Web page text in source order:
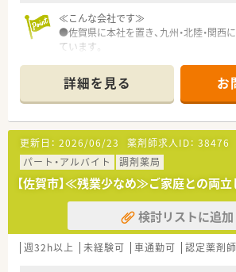
かかりつけの件数は賞与にプラスして
す。
<エステスペース併設店あり>
■姉妹店ではエステスペースを併設してお
がエステの施術をしております。
■福利厚生として社員には年に数回無料
が可能です。
＜給与例＞
■時給2,000円～2,500円
※経験、面接により決定
長く働く方にチャンスのある会社です☆
≪こんな会社です≫
●佐賀県に本社を置き、九州・北陸・関西
ています。
●研修制度も充実しているので、経験の
出来ます。
詳細を見る お
更新日： 2026/06/23 薬剤師求人ID： 38476
パート・アルバイト
調剤薬局
【佐賀市】≪残業少なめ≫ご家庭との両立
検討リストに追加
週32h以上 未経験可 車通勤可 認定薬剤